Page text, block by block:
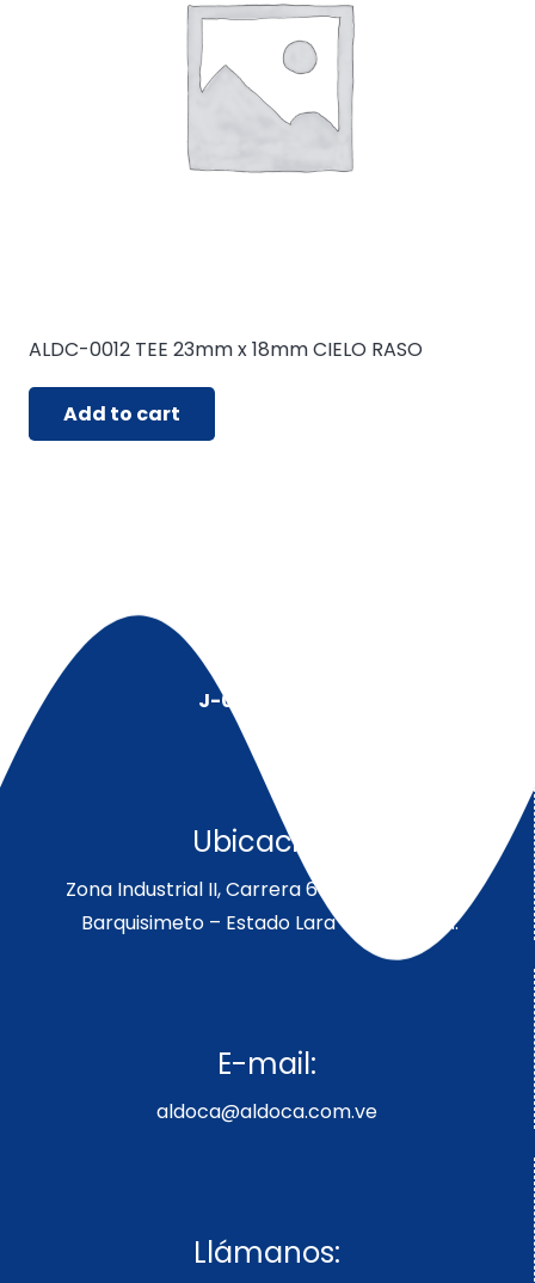
ALDC-0012 TEE 23mm x 18mm CIELO RASO
Add to cart
J-00128491-5
Ubicación:
Zona Industrial II, Carrera 6 Parcela 189-190
Barquisimeto – Estado Lara – Venezuela.
E-mail:
aldoca@aldoca.com.ve
Llámanos: